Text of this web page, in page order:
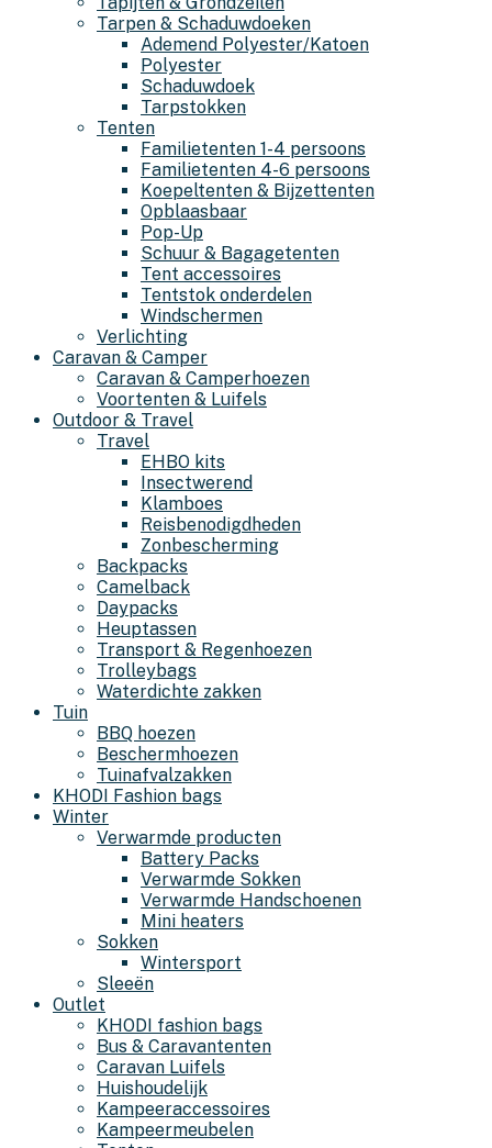
Tarpen & Schaduwdoeken
Ademend Polyester/Katoen
Polyester
Schaduwdoek
Tarpstokken
Tenten
Familietenten 1-4 persoons
Familietenten 4-6 persoons
Koepeltenten & Bijzettenten
Opblaasbaar
Pop-Up
Schuur & Bagagetenten
Tent accessoires
Tentstok onderdelen
Windschermen
Verlichting
Caravan & Camper
Caravan & Camperhoezen
Voortenten & Luifels
Outdoor & Travel
Travel
EHBO kits
Insectwerend
Klamboes
Reisbenodigdheden
Zonbescherming
Backpacks
Camelback
Daypacks
Heuptassen
Transport & Regenhoezen
Trolleybags
Waterdichte zakken
Tuin
BBQ hoezen
Beschermhoezen
Tuinafvalzakken
KHODI Fashion bags
Winter
Verwarmde producten
Battery Packs
Verwarmde Sokken
Verwarmde Handschoenen
Mini heaters
Sokken
Wintersport
Sleeën
Outlet
KHODI fashion bags
Bus & Caravantenten
Caravan Luifels
Huishoudelijk
Kampeeraccessoires
Kampeermeubelen